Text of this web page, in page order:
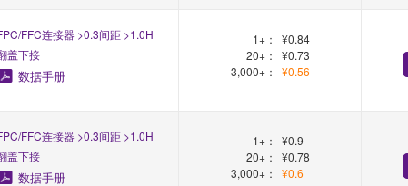
FFC连接器 >0.3间距 >1.0H
盖下接
数据手册
1+：
¥0.84
20+：
¥0.73
3,000+：
¥0.56
FFC连接器 >0.3间距 >1.0H
盖下接
数据手册
1+：
¥0.9
20+：
¥0.78
3,000+：
¥0.6